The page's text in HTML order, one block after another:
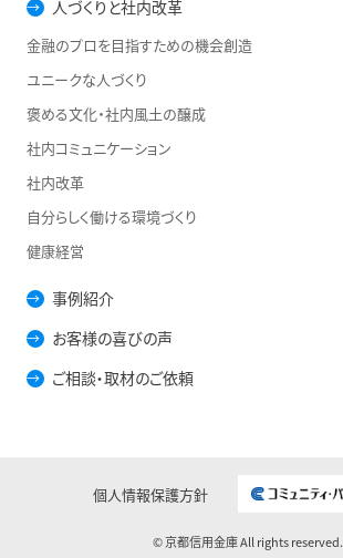
人づくりと社内改革
金融のプロを目指すための機会創造
ユニークな人づくり
褒める文化・社内風土の醸成
社内コミュニケーション
社内改革
自分らしく働ける環境づくり
健康経営
事例紹介
お客様の喜びの声
ご相談・取材のご依頼
個人情報保護方針
© 京都信用金庫 All rights reserved.